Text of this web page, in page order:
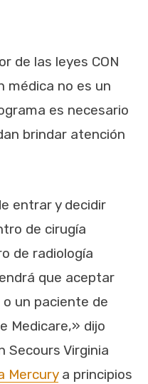
de las leyes CON
médica no es un
es necesario
brindar atención
entrar y decidir
de cirugía
de radiología
que aceptar
un paciente de
Medicare,» dijo
Secours Virginia
Mercurya principios